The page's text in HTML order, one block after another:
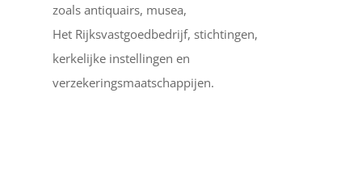
zoals antiquairs, musea,
Het Rijksvastgoedbedrijf, stichtingen,
kerkelijke instellingen en
verzekeringsmaatschappijen.